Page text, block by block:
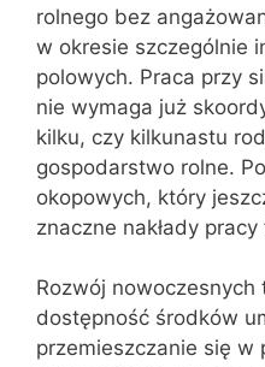
rolnego bez
w okresie szczególnie
polowych. Praca przy
nie wymaga już
kilku, czy kilkunastu
gospodarstwo rolne.
okopowych, który
znaczne nakłady
Rozwój nowoczesnych
dostępność środków
przemieszczanie się w